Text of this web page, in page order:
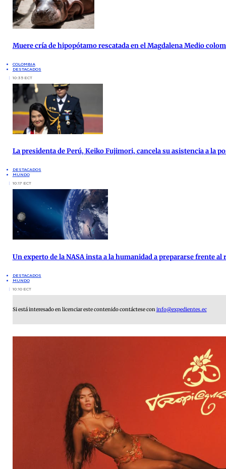
Muere cría de hipopótamo rescatada en el Magdalena Medio
COLOMBIA
DESTACADOS
10:35 ECT
La presidenta de Perú, Keiko Fujimori, cancela su asistencia a la
DESTACADOS
MUNDO
10:17 ECT
Un experto de la NASA insta a la humanidad a prepararse frente
DESTACADOS
MUNDO
10:10 ECT
Si está interesado en licenciar este contenido contáctese coninfo@expedientes.ec